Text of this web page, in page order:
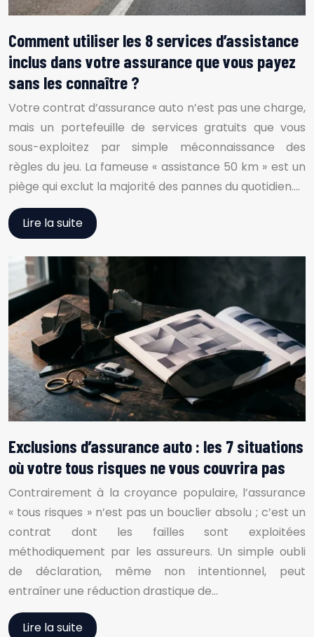
Comment utiliser les 8 services d’assistance
inclus dans votre assurance que vous payez
sans les connaître ?
Votre contrat d’assurance auto n’est pas une charge,
mais un portefeuille de services gratuits que vous
sous-exploitez par simple méconnaissance des
règles du jeu. La fameuse « assistance 50 km » est un
piège qui exclut la majorité des pannes du quotidien….
Lire la suite
Exclusions d’assurance auto : les 7 situations
où votre tous risques ne vous couvrira pas
Contrairement à la croyance populaire, l’assurance
« tous risques » n’est pas un bouclier absolu ; c’est un
contrat dont les failles sont exploitées
méthodiquement par les assureurs. Un simple oubli
de déclaration, même non intentionnel, peut
entraîner une réduction drastique de…
Lire la suite